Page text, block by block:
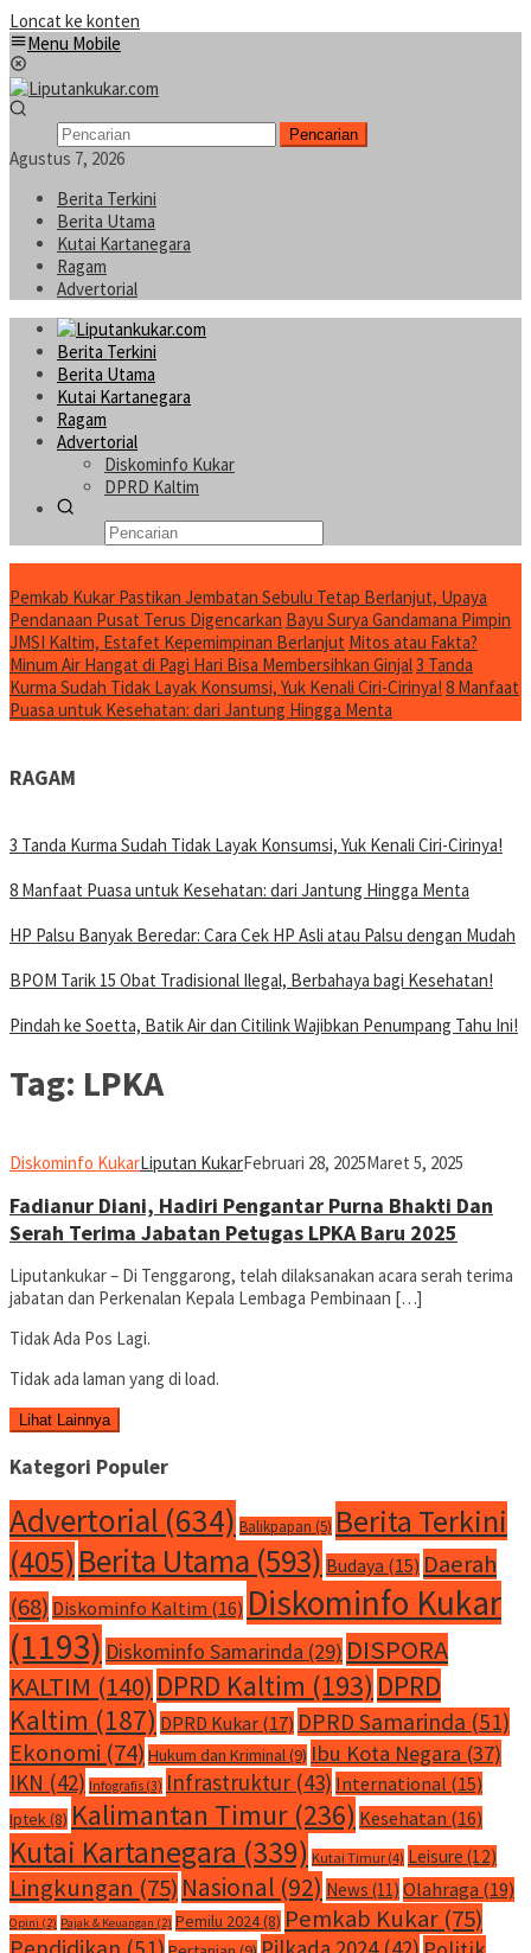
Loncat ke konten
Menu Mobile
Pencarian
Agustus 7, 2026
Berita Terkini
Berita Utama
Kutai Kartanegara
Ragam
Advertorial
Berita Terkini
Berita Utama
Kutai Kartanegara
Ragam
Advertorial
Diskominfo Kukar
DPRD Kaltim
Pemkab Kukar Pastikan Jembatan Sebulu Tetap Berlanjut, Upaya
Pendanaan Pusat Terus Digencarkan Bayu Surya Gandamana Pimpin
JMSI Kaltim, Estafet Kepemimpinan Berlanjut Mitos atau Fakta?
Minum Air Hangat di Pagi Hari Bisa Membersihkan Ginjal3 Tanda
Kurma Sudah Tidak Layak Konsumsi, Yuk Kenali Ciri-Cirinya! 8 Manfaat
Puasa untuk Kesehatan: dari Jantung Hingga Menta
RAGAM
3 Tanda Kurma Sudah Tidak Layak Konsumsi, Yuk Kenali Ciri-Cirinya!
8 Manfaat Puasa untuk Kesehatan: dari Jantung Hingga Menta
HP Palsu Banyak Beredar: Cara Cek HP Asli atau Palsu dengan Mudah
BPOM Tarik 15 Obat Tradisional Ilegal, Berbahaya bagi Kesehatan!
Pindah ke Soetta, Batik Air dan Citilink Wajibkan Penumpang Tahu Ini!
Tag: LPKA
Diskominfo KukarLiputan KukarFebruari 28, 2025Maret 5, 2025
Fadianur Diani, Hadiri Pengantar Purna Bhakti Dan
Serah Terima Jabatan Petugas LPKA Baru 2025
Liputankukar – Di Tenggarong, telah dilaksanakan acara serah terima
jabatan dan Perkenalan Kepala Lembaga Pembinaan […]
Tidak Ada Pos Lagi.
Tidak ada laman yang di load.
Lihat Lainnya
Kategori Populer
Advertorial (634) Balikpapan (5) Berita Terkini
(405)Berita Utama (593) Budaya (15) Daerah
(68) Diskominfo Kaltim (16) Diskominfo Kukar
(1193) Diskominfo Samarinda (29) DISPORA
KALTIM (140) DPRD Kaltim (193) DPRD
Kaltim (187) DPRD Kukar (17) DPRD Samarinda (51)
Ekonomi (74) Hukum dan Kriminal(9) Ibu Kota Negara (37)
IKN (42) Infografis (3) Infrastruktur (43) International (15)
Iptek(8) Kalimantan Timur (236) Kesehatan (16)
Kutai Kartanegara (339) Kutai Timur (4) Leisure (12)
Lingkungan (75) Nasional (92) News (11) Olahraga (19)
Opini (2) Pajak & Keuangan (2) Pemilu 2024(8) Pemkab Kukar (75)